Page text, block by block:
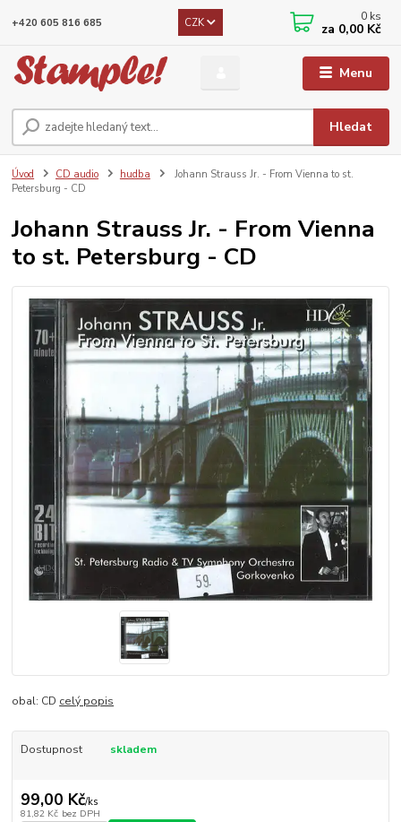
Menu
CZK
Hledat
+420 605 816 685 0 ks
za 0,00 Kč
Úvod CD audio hudba
Johann Strauss Jr. - From Vienna to st.
Petersburg - CD
Johann Strauss Jr. - From Vienna
to st. Petersburg - CD
obal: CD celý popis
Dostupnost skladem
99,00 Kč/ks
81,82 Kč bez DPH